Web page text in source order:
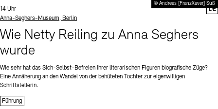
© Andreas [FranzXaver] Süß
Uhrzeit:
14 Uhr
Standort
Anna-Seghers-Museum, Berlin
Wie Netty Reiling zu Anna Seghers
wurde
Wie sehr hat das Sich-Selbst-Befreien ihrer literarischen Figuren biografische Züge?
Eine Annäherung an den Wandel von der behüteten Tochter zur eigenwilligen
Schriftstellerin.
Führung
DE